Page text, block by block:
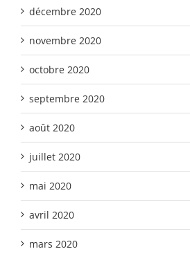
décembre 2020
novembre 2020
octobre 2020
septembre 2020
août 2020
juillet 2020
mai 2020
avril 2020
mars 2020